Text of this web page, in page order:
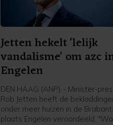
Jetten hekelt 'lelijk
vandalisme' om azc
Engelen
DEN HAAG (ANP) - Minister-
Rob Jetten heeft de
onder meer huizen in de
plaats Engelen veroordeeld.